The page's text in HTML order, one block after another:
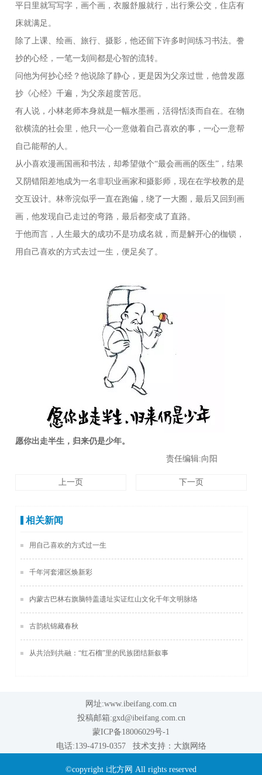
平日里就写写字，画个画，衣服舒服就行，出行乘公交，住店有
床就满足。
除了上课、绘画、旅行、摄影，他还留下许多时间练习书法。誊
抄的心经，一笔一划间都是心智的流转。
问他为何抄心经？他说除了静心，更是因为父亲过世，他曾发愿
抄《心经》千遍，为父亲超度苦厄。
有人说，小林老师本身就是一幅水墨画，活得恬淡而自在。在物
欲横流的社会里，他只一心一意做着自己喜欢的事，一心一意帮
自己能帮的人。
从小喜欢漫画国画和书法，却希望做个“最会画画的医生”，结果
又阴错阳差地成为一名非职业画家和摄影师，现在在学校教的是
交互设计。林帝浣似乎一直在跑偏，绕了一大圈，最后又回到画
画，他发现自己走过的弯路，最后都变成了直路。
于他而言，人生最大的成功不是功成名就，而是解开心的枷锁，
用自己喜欢的方式去过一生，便足矣了。
愿你出走半生，归来仍是少年。
责任编辑:向阳
上一页 下一页
相关新闻
用自己喜欢的方式过一生
千年河套灌区焕新彩
内蒙古巴林右旗脑特盖遗址实证红山文化千年文明脉络
古韵杭锦藏春秋
从共治到共融：“红石榴”里的民族团结新叙事
网址:www.ibeifang.com.cn
投稿邮箱:gxd@ibeifang.com.cn
蒙ICP备18006029号-1
电话:139-4719-0357 技术支持： 大旗网络
©copyright i北方网 All rights reserved